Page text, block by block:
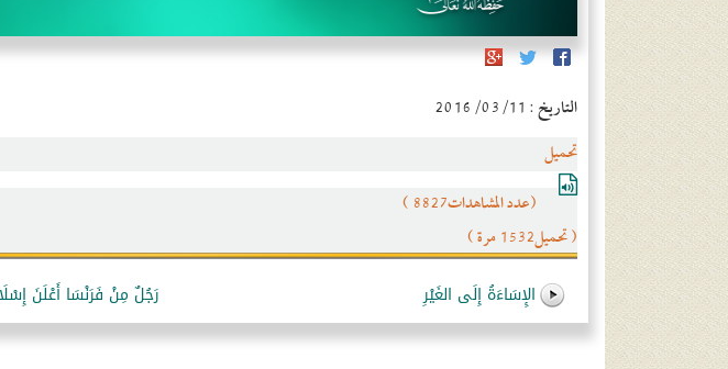
التاريخ : 2016/03/11
تحميل
(عدد المشاهدات8827 )
( تحميل1532 مرة )
الإِسَاءَةُ إِلَى الغَيْرِ رَجُلٌ مِنْ فَرَنْسَا أَعْلَنَ